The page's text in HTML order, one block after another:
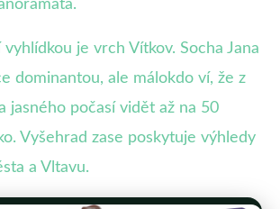
je vrch Vítkov. Socha Jana
dominantou, ale málokdo ví, že z
jasného počasí vidět až na 50
Vyšehrad zase poskytuje výhledy
a Vltavu.